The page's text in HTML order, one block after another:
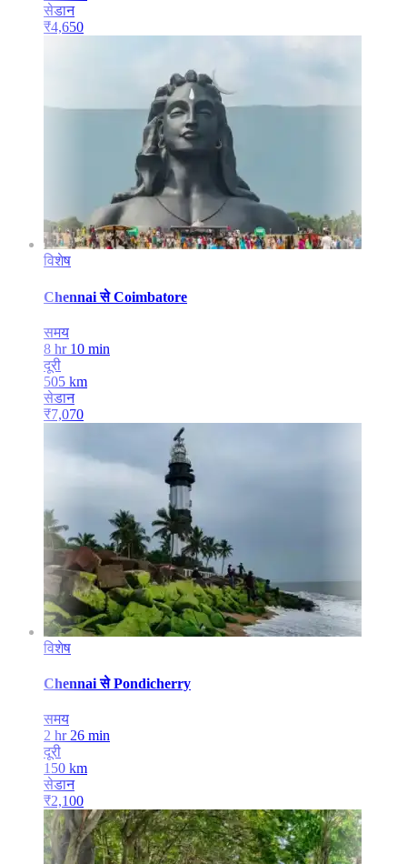
सेडान
₹4,650
विशेष
Chennai से Coimbatore
समय
8 hr 10 min
दूरी
505 km
सेडान
₹7,070
विशेष
Chennai से Pondicherry
समय
2 hr 26 min
दूरी
150 km
सेडान
₹2,100